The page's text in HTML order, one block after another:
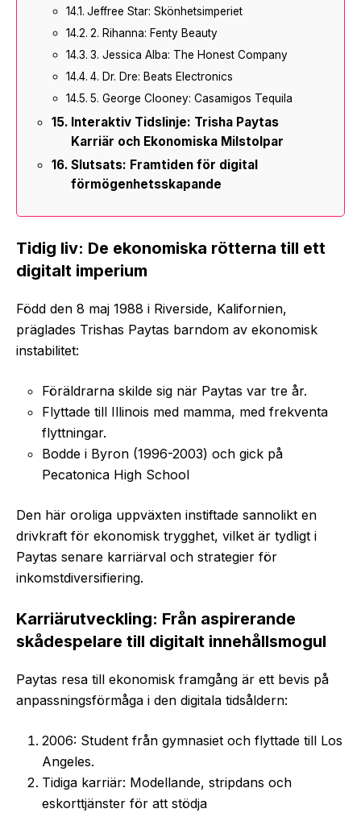
Jeffree Star: Skönhetsimperiet
2. Rihanna: Fenty Beauty
3. Jessica Alba: The Honest Company
4. Dr. Dre: Beats Electronics
5. George Clooney: Casamigos Tequila
Interaktiv Tidslinje: Trisha Paytas
Karriär och Ekonomiska Milstolpar
Slutsats: Framtiden för digital
förmögenhetsskapande
Tidig liv: De ekonomiska rötterna till ett
digitalt imperium
Född den 8 maj 1988 i Riverside, Kalifornien,
präglades Trishas Paytas barndom av ekonomisk
instabilitet:
Föräldrarna skilde sig när Paytas var tre år.
Flyttade till Illinois med mamma, med frekventa
flyttningar.
Bodde i Byron (1996-2003) och gick på
Pecatonica High School
Den här oroliga uppväxten instiftade sannolikt en
drivkraft för ekonomisk trygghet, vilket är tydligt i
Paytas senare karriärval och strategier för
inkomstdiversifiering.
Karriärutveckling: Från aspirerande
skådespelare till digitalt innehållsmogul
Paytas resa till ekonomisk framgång är ett bevis på
anpassningsförmåga i den digitala tidsåldern:
2006: Student från gymnasiet och flyttade till Los
Angeles.
Tidiga karriär: Modellande, stripdans och
eskorttjänster för att stödja